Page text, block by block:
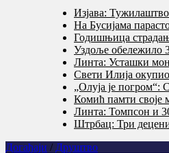
Изјава:
На Бусијама
Годишњица
Уздоље обележило
Линта: Усташки
Свети Илија
„Олуја је погром“:
Комић памти своје
Линта: Томпсон и
Штрбац: Три
Догађаји / Друштво